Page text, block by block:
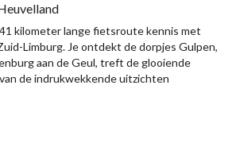
kilometer lange fietsroute kennis met
Limburg. Je ontdekt de dorpjes Gulpen,
aan de Geul, treft de glooiende
de indrukwekkende uitzichten